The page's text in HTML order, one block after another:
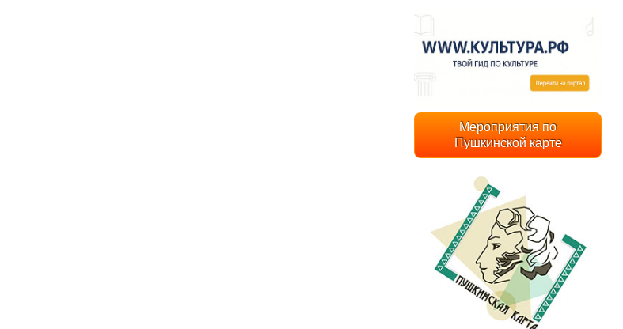
Мероприятия по
Пушкинской карте